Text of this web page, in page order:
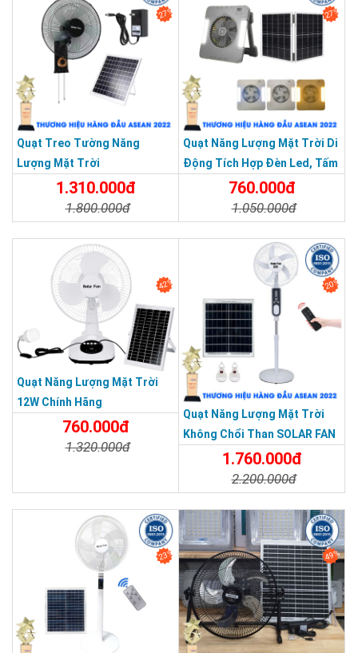
Tấm pin thế hệ mới diện tích lớn
Tăng diện tích hấp thu, tăng hiệu suất chuyển đổi năng lượng,
hấp thu năng lượng nhanh, độ bền >10 năm
Bảng điều khiển nút bấm đơn giản, dễ dàng thao tác
27%
Quạt Treo Tường Năng
Lượng Mặt Trời
1.310.000đ
1.800.000đ
27%
Quạt Năng Lượng Mặt Trời Di
Động Tích Hợp Đèn Led, Tấm
Pin Gấp Gọn760.000đ
1.050.000đ
42%
Quạt Năng Lượng Mặt Trời
12W Chính Hãng
760.000đ
1.320.000đ
20%
Quạt Năng Lượng Mặt Trời
Không Chổi Than SOLAR FAN
1.760.000đ
2.200.000đ
23% 49%